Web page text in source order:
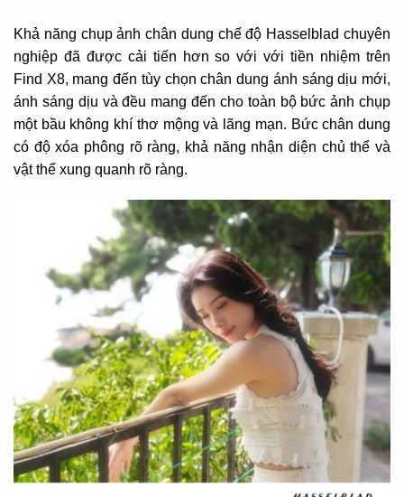
Khả năng chụp ảnh chân dung chế độ Hasselblad chuyên
nghiệp đã được cải tiến hơn so với với tiền nhiệm trên
Find X8, mang đến tùy chọn chân dung ánh sáng dịu mới,
ánh sáng dịu và đều mang đến cho toàn bộ bức ảnh chụp
một bầu không khí thơ mộng và lãng mạn. Bức chân dung
có độ xóa phông rõ ràng, khả năng nhận diện chủ thể và
vật thể xung quanh rõ ràng.